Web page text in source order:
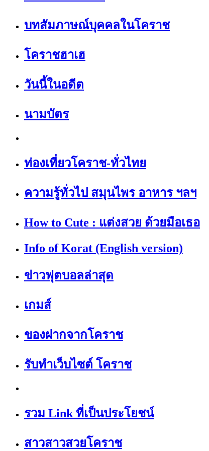
บทสัมภาษณ์บุคคลในโคราช
โคราชฮาเฮ
วันนี้ในอดีต
นามบัตร
ท่องเที่ยวโคราช-ทั่วไทย
ความรู้ทั่วไป สมุนไพร อาหาร ฯลฯ
How to Cute : แต่งสวย ด้วยมือเธอ
Info of Korat (English version)
ข่าวฟุตบอลล่าสุด
เกมส์
ของฝากจากโคราช
รับทำเว็บไซต์ โคราช
รวม Link ที่เป็นประโยชน์
สาวสาวสวยโคราช